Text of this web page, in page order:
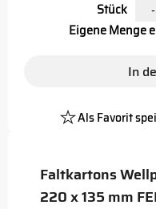
Faltkartons
220 x 135 mm
Stück -
Eigene Menge
In
Als Favorit